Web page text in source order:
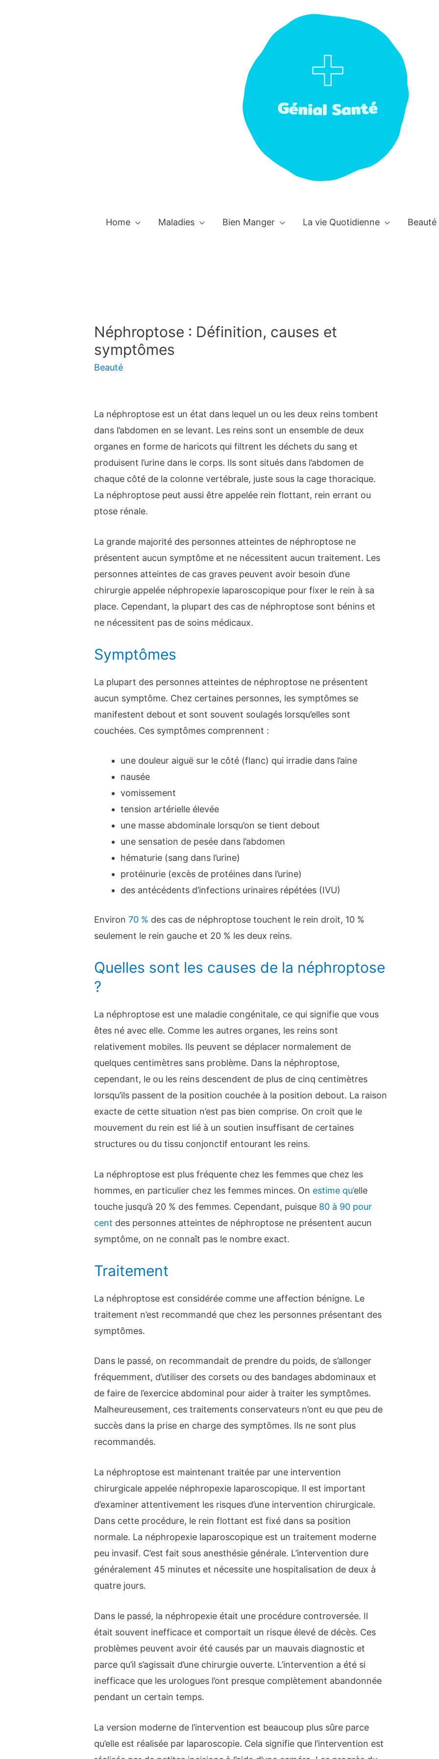
Home Maladies Bien Manger La vie Quotidienne Beauté
Néphroptose : Définition, causes et
symptômes
Beauté
La néphroptose est un état dans lequel un ou les deux reins tombent
dans l’abdomen en se levant. Les reins sont un ensemble de deux
organes en forme de haricots qui filtrent les déchets du sang et
produisent l’urine dans le corps. Ils sont situés dans l’abdomen de
chaque côté de la colonne vertébrale, juste sous la cage thoracique.
La néphroptose peut aussi être appelée rein flottant, rein errant ou
ptose rénale.
La grande majorité des personnes atteintes de néphroptose ne
présentent aucun symptôme et ne nécessitent aucun traitement. Les
personnes atteintes de cas graves peuvent avoir besoin d’une
chirurgie appelée néphropexie laparoscopique pour fixer le rein à sa
place. Cependant, la plupart des cas de néphroptose sont bénins et
ne nécessitent pas de soins médicaux.
Symptômes
La plupart des personnes atteintes de néphroptose ne présentent
aucun symptôme. Chez certaines personnes, les symptômes se
manifestent debout et sont souvent soulagés lorsqu’elles sont
couchées. Ces symptômes comprennent :
une douleur aiguë sur le côté (flanc) qui irradie dans l’aine
nausée
vomissement
tension artérielle élevée
une masse abdominale lorsqu’on se tient debout
une sensation de pesée dans l’abdomen
hématurie (sang dans l’urine)
protéinurie (excès de protéines dans l’urine)
des antécédents d’infections urinaires répétées (IVU)
Environ70 % des cas de néphroptose touchent le rein droit, 10 %
seulement le rein gauche et 20 % les deux reins.
Quelles sont les causes de la néphroptose
?
La néphroptose est une maladie congénitale, ce qui signifie que vous
êtes né avec elle. Comme les autres organes, les reins sont
relativement mobiles. Ils peuvent se déplacer normalement de
quelques centimètres sans problème. Dans la néphroptose,
cependant, le ou les reins descendent de plus de cinq centimètres
lorsqu’ils passent de la position couchée à la position debout. La raison
exacte de cette situation n’est pas bien comprise. On croit que le
mouvement du rein est lié à un soutien insuffisant de certaines
structures ou du tissu conjonctif entourant les reins.
La néphroptose est plus fréquente chez les femmes que chez les
hommes, en particulier chez les femmes minces. On estime qu’elle
touche jusqu’à 20 % des femmes. Cependant, puisque 80 à 90 pour
cent des personnes atteintes de néphroptose ne présentent aucun
symptôme, on ne connaît pas le nombre exact.
Traitement
La néphroptose est considérée comme une affection bénigne. Le
traitement n’est recommandé que chez les personnes présentant des
symptômes.
Dans le passé, on recommandait de prendre du poids, de s’allonger
fréquemment, d’utiliser des corsets ou des bandages abdominaux et
de faire de l’exercice abdominal pour aider à traiter les symptômes.
Malheureusement, ces traitements conservateurs n’ont eu que peu de
succès dans la prise en charge des symptômes. Ils ne sont plus
recommandés.
La néphroptose est maintenant traitée par une intervention
chirurgicale appelée néphropexie laparoscopique. Il est important
d’examiner attentivement les risques d’une intervention chirurgicale.
Dans cette procédure, le rein flottant est fixé dans sa position
normale. La néphropexie laparoscopique est un traitement moderne
peu invasif. C’est fait sous anesthésie générale. L’intervention dure
généralement 45 minutes et nécessite une hospitalisation de deux à
quatre jours.
Dans le passé, la néphropexie était une procédure controversée. Il
était souvent inefficace et comportait un risque élevé de décès. Ces
problèmes peuvent avoir été causés par un mauvais diagnostic et
parce qu’il s’agissait d’une chirurgie ouverte. L’intervention a été si
inefficace que les urologues l’ont presque complètement abandonnée
pendant un certain temps.
La version moderne de l’intervention est beaucoup plus sûre parce
qu’elle est réalisée par laparoscopie. Cela signifie que l’intervention est